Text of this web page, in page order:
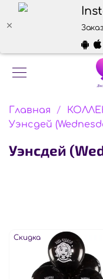
Главная
Уэнсдей
Уэнсдей
Скидка